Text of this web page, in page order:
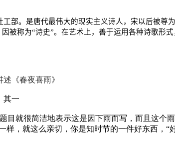
部。是唐代最伟大的现实主义诗人，宋以后被尊
称为“诗史”。在艺术上，善于运用各种诗歌形
《春夜喜雨》
其一
就很简洁地表示这是因下雨而写，而且这个
，就这么亲切，你是知时节的一件好东西，“